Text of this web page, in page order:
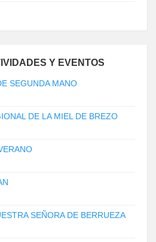
Y EVENTOS
SEGUNDA MANO
DE LA MIEL DE BREZO
SEÑORA DE BERRUEZA